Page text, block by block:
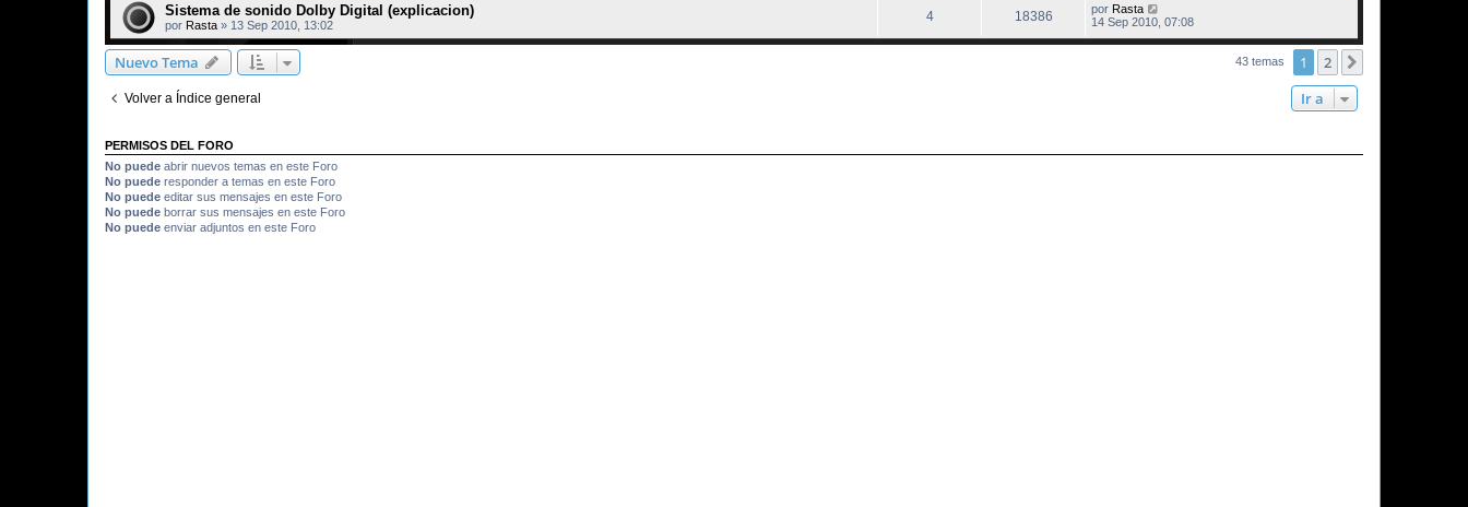
Sistema de sonido Dolby Digital (explicacion)
por Rasta » 13 Sep 2010, 13:02
4 18386 por Rasta
14 Sep 2010, 07:08
Nuevo Tema 43 temas 1 2
Volver a Índice general Ir a
PERMISOS DEL FORO
No puede abrir nuevos temas en este Foro
No puede responder a temas en este Foro
No puede editar sus mensajes en este Foro
No puede borrar sus mensajes en este Foro
No puede enviar adjuntos en este Foro